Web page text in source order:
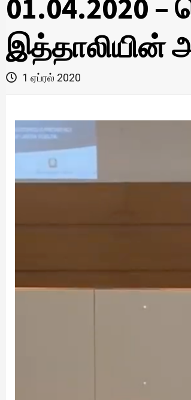
01.04.2020
இத்தாலியின்
1 ஏப்ரல் 2020